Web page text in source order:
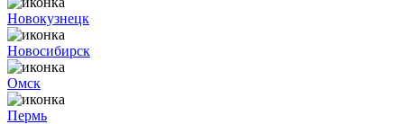
Новокузнецк
Новосибирск
Омск
Пермь